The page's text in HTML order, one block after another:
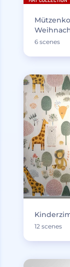
6 scenes
12 scenes